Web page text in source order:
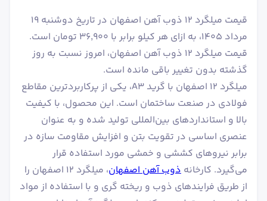
قیمت میلگرد 12 ذوب آهن اصفهان در تاریخ دوشنبه ۱۹
مرداد ۱۴۰۵، به ازای هر کیلو برابر با ۳۶٬۹۰۰ تومان است.
قیمت میلگرد 12 ذوب آهن اصفهان، امروز نسبت به روز
گذشته بدون تغییر باقی مانده است.
میلگرد ۱۲ اصفهان با گرید A3، یکی از پرکاربردترین مقاطع
فولادی در صنعت ساختمان است. این محصول، با کیفیت
بالا و استانداردهای بین‌المللی تولید شده و به عنوان
عنصری اساسی در تقویت بتن و افزایش مقاومت سازه در
برابر نیروهای کششی و خمشی مورد استفاده قرار
می‌گیرد. کارخانه ذوب آهن اصفهان
، میلگرد ۱۲ اصفهان را
از طریق فرایندهای ذوب و ریخته گری و با استفاده از مواد